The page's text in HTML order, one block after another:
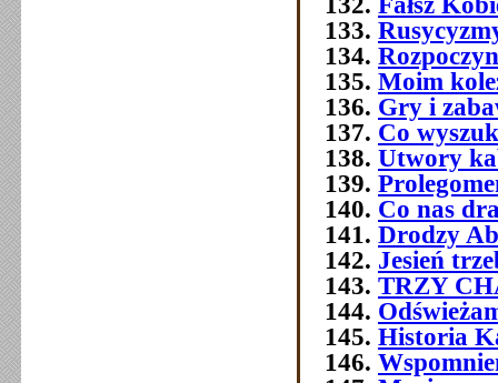
Moim
Gry i
Co
Utwory
Co nas
Drodzy
Jesień
TRZY
Historia